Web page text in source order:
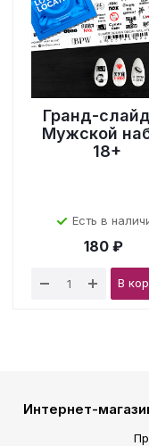
Гранд-
Мужской
18+
Есть в
180 ₽
В
Интернет-